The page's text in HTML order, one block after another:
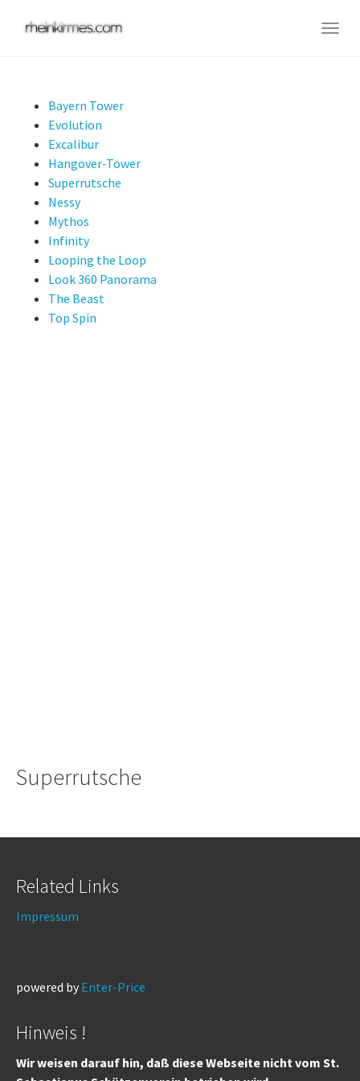
Bayern Tower
Evolution
Excalibur
Hangover-Tower
Superrutsche
Nessy
Mythos
Infinity
Looping the Loop
Look 360 Panorama
The Beast
Top Spin
Superrutsche
Related Links
Impressum
powered by Enter-Price
Hinweis !
Wir weisen darauf hin, daß diese Webseite nicht vom St.